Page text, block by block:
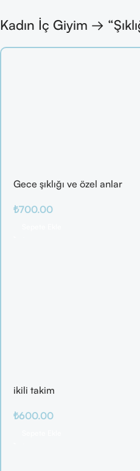
Kadın İç Giyim →
Gece şıklığı ve özel anlar
₺700.00
ikili takim
₺600.00